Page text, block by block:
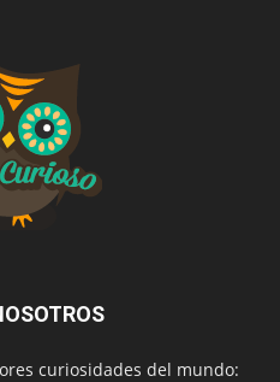
curiosidades del mundo: